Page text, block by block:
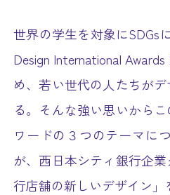
世界の学生を対象にSDGs
Design International
め、若い世代の人たちが
る。そんな強い思いから
ワードの３つのテーマに
が、西日本シティ銀行企
行店舗の新しいデザイン」